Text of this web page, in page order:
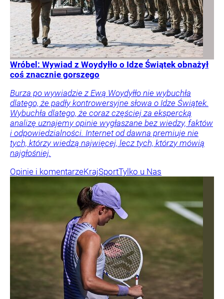
Wróbel: Wywiad z Woydyłło o Idze Świątek obnażył
coś znacznie gorszego
Burza po wywiadzie z Ewą Woydyłło nie wybuchła
dlatego, że padły kontrowersyjne słowa o Idze Świątek.
Wybuchła dlatego, że coraz częściej za ekspercką
analizę uznajemy opinie wygłaszane bez wiedzy, faktów
i odpowiedzialności. Internet od dawna premiuje nie
tych, którzy wiedzą najwięcej, lecz tych, którzy mówią
najgłośniej.
Opinie i komentarzeKrajSportTylko u Nas